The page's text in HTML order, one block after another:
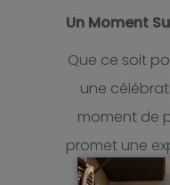
Un Moment
Que ce soit
une
moment de
promet une